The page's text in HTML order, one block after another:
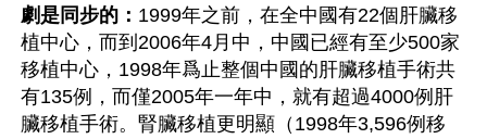
劇是同步的： 1999年之前，在全中國有22個肝臟移
植中心，而到2006年4月中，中國已經有至少500家
移植中心，1998年爲止整個中國的肝臟移植手術共
有135例，而僅2005年一年中，就有超過4000例肝
臟移植手術。腎臟移植更明顯（1998年3,596例移